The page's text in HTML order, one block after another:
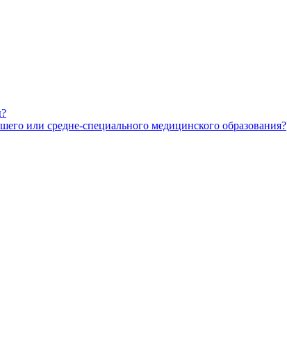
или средне-специального медицинского образования?